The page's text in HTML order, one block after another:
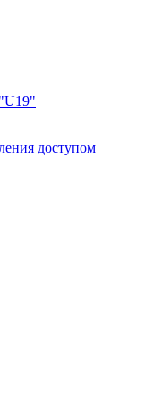
доступом